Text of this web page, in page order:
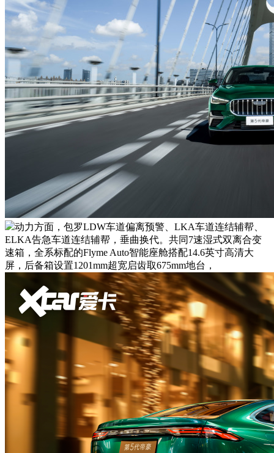
动力方面，包罗LDW车道偏离预警、LKA车道连结辅帮、
ELKA告急车道连结辅帮，垂曲换代。共同7速湿式双离合变
速箱，全系标配的Flyme Auto智能座舱搭配14.6英寸高清大
屏，后备箱设置1201mm超宽启齿取675mm地台，